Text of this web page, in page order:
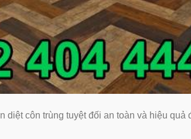
côn trùng tuyệt đối an toàn và hiệu quả